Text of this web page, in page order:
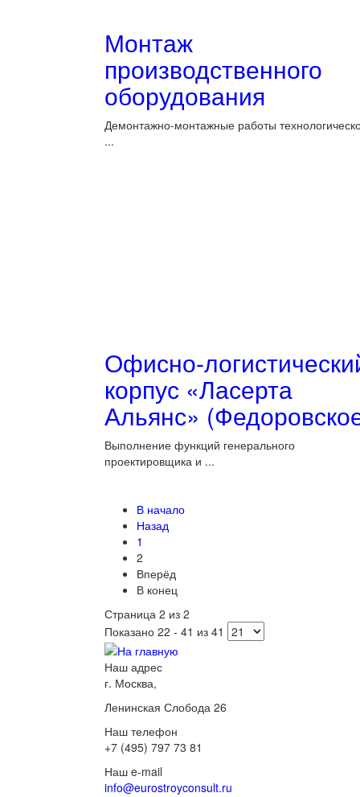
Монтаж
производственного
оборудования
Демонтажно-монтажные работы
...
Офисно-
корпус «Ласерта
Альянс»
Выполнение функций генерального
проектировщика и ...
В начало
Назад
1
2
Вперёд
В конец
Страница 2 из 2
Показано 22 - 41 из 41
Наш адрес
г. Москва,
Ленинская Слобода 26
Наш телефон
+7 (495) 797 73 81
Наш e-mail
info@eurostroyconsult.ru